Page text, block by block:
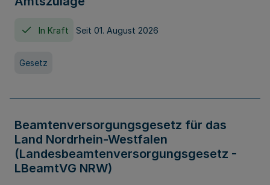
In Kraft Seit 01. August 2026
Gesetz
Beamtenversorgungsgesetz für das
Land Nordrhein-Westfalen
(Landesbeamtenversorgungsgesetz -
LBeamtVG NRW)